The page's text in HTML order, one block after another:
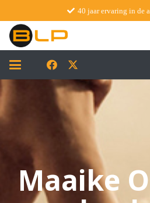
40 jaar ervaring in de
Maaike